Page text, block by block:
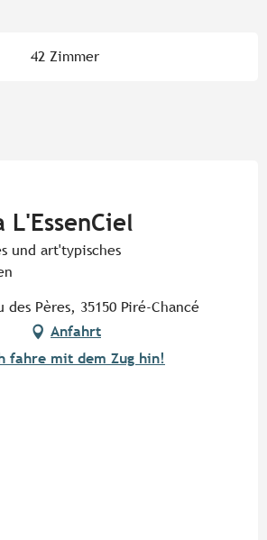
42 Zimmer
L'EssenCiel
und art'typisches
des Pères, 35150 Piré-Chancé
Anfahrt
fahre mit dem Zug hin!